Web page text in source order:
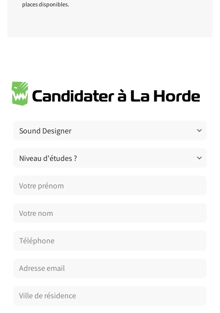
places disponibles.
Candidater à La Horde